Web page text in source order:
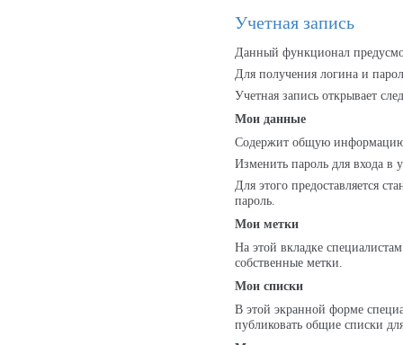
Учетная запись
Данный функционал
Для получения логина и
Учетная запись открывает
Мои данные
Содержит общую информацию
Изменить пароль для входа
Для этого предоставляется
пароль.
Мои метки
На этой вкладке
собственные метки.
Мои списки
В этой экранной форме
публиковать общие списки